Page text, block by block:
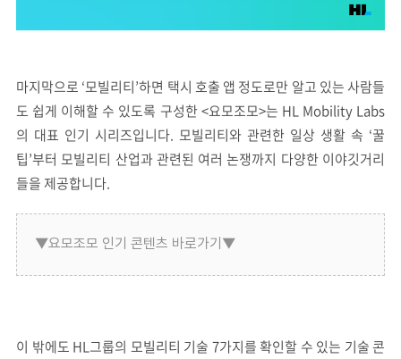
마지막으로 ‘모빌리티’하면 택시 호출 앱 정도로만 알고 있는 사람들
도 쉽게 이해할 수 있도록 구성한 <요모조모>는 HL Mobility Labs
의 대표 인기 시리즈입니다. 모빌리티와 관련한 일상 생활 속 ‘꿀
팁’부터 모빌리티 산업과 관련된 여러 논쟁까지 다양한 이야깃거리
들을 제공합니다.
▼요모조모 인기 콘텐츠 바로가기▼
이 밖에도 HL그룹의 모빌리티 기술 7가지를 확인할 수 있는 기술 콘